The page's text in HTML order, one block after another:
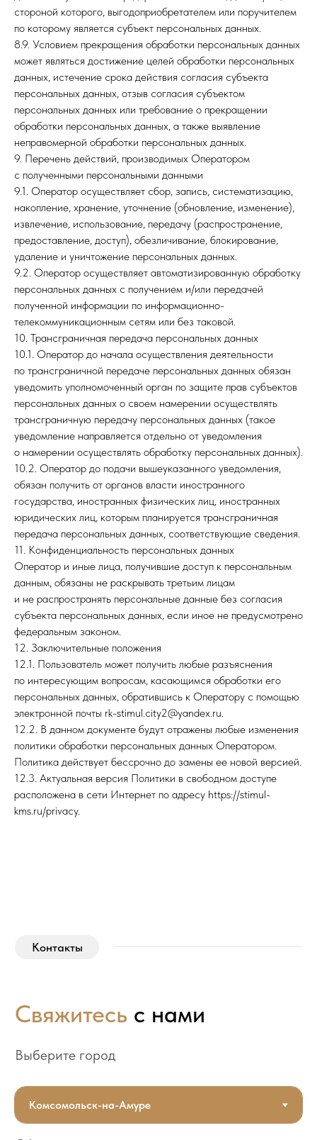
стороной которого, выгодоприобретателем или поручителем
по которому является субъект персональных данных.
8.9. Условием прекращения обработки персональных данных
может являться достижение целей обработки персональных
данных, истечение срока действия согласия субъекта
персональных данных, отзыв согласия субъектом
персональных данных или требование о прекращении
обработки персональных данных, а также выявление
неправомерной обработки персональных данных.
9. Перечень действий, производимых Оператором
с полученными персональными данными
9.1. Оператор осуществляет сбор, запись, систематизацию,
накопление, хранение, уточнение (обновление, изменение),
извлечение, использование, передачу (распространение,
предоставление, доступ), обезличивание, блокирование,
удаление и уничтожение персональных данных.
9.2. Оператор осуществляет автоматизированную обработку
персональных данных с получением и/или передачей
полученной информации по информационно-
телекоммуникационным сетям или без таковой.
10. Трансграничная передача персональных данных
10.1. Оператор до начала осуществления деятельности
по трансграничной передаче персональных данных обязан
уведомить уполномоченный орган по защите прав субъектов
персональных данных о своем намерении осуществлять
трансграничную передачу персональных данных (такое
уведомление направляется отдельно от уведомления
о намерении осуществлять обработку персональных данных).
10.2. Оператор до подачи вышеуказанного уведомления,
обязан получить от органов власти иностранного
государства, иностранных физических лиц, иностранных
юридических лиц, которым планируется трансграничная
передача персональных данных, соответствующие сведения.
11. Конфиденциальность персональных данных
Оператор и иные лица, получившие доступ к персональным
данным, обязаны не раскрывать третьим лицам
и не распространять персональные данные без согласия
субъекта персональных данных, если иное не предусмотрено
федеральным законом.
12. Заключительные положения
12.1. Пользователь может получить любые разъяснения
по интересующим вопросам, касающимся обработки его
персональных данных, обратившись к Оператору с помощью
электронной почты rk-stimul.city2@yandex.ru.
12.2. В данном документе будут отражены любые изменения
политики обработки персональных данных Оператором.
Политика действует бессрочно до замены ее новой версией.
12.3. Актуальная версия Политики в свободном доступе
расположена в сети Интернет по адресу https://stimul-
kms.ru/privacy.
Создание и продвижение
сайта VCUBE